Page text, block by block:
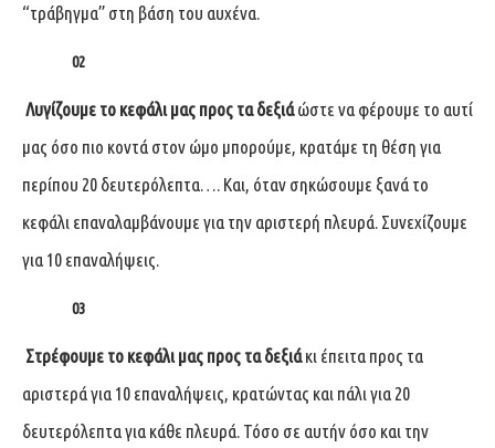
“τράβηγμα” στη βάση του αυχένα.
02
Λυγίζουμε το κεφάλι μας προς τα δεξιάώστε να φέρουμε το αυτί
μας όσο πιο κοντά στον ώμο μπορούμε, κρατάμε τη θέση για
περίπου 20 δευτερόλεπτα…. Και, όταν σηκώσουμε ξανά το
κεφάλι επαναλαμβάνουμε για την αριστερή πλευρά. Συνεχίζουμε
για 10 επαναλήψεις.
03
Στρέφουμε το κεφάλι μας προς τα δεξιάκι έπειτα προς τα
αριστερά για 10 επαναλήψεις, κρατώντας και πάλι για 20
δευτερόλεπτα για κάθε πλευρά. Τόσο σε αυτήν όσο και την